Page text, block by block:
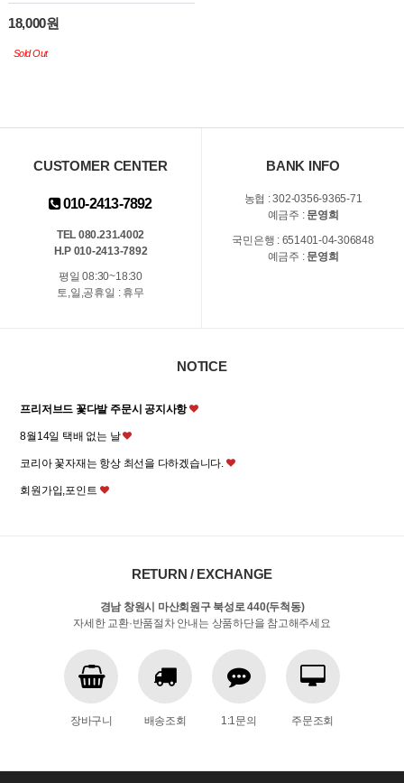
18,000원
Sold Out
CUSTOMER CENTER
010-2413-7892
TEL 080.231.4002
H.P 010-2413-7892
평일 08:30~18:30
토,일,공휴일 : 휴무
BANK INFO
농협 : 302-0356-9365-71
예금주 : 문영희
국민은행 : 651401-04-306848
예금주 : 문영희
NOTICE
프리저브드 꽃다발 주문시 공지사항
8월14일 택배 없는 날
코리아 꽃자재는 항상 최선을 다하겠습니다.
회원가입,포인트
RETURN / EXCHANGE
경남 창원시 마산회원구 북성로 440(두척동)
자세한 교환·반품절차 안내는 상품하단을 참고해주세요
장바구니 배송조회 1:1문의 주문조회